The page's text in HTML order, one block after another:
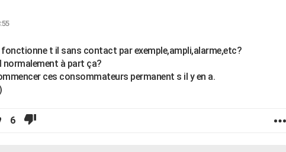
t il sans contact par exemple,ampli,alarme,etc?
à part ça?
ces consommateurs permanent s il y en a.
6